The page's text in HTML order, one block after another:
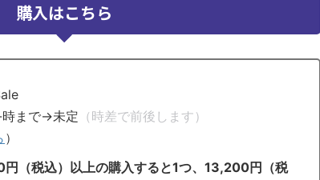
購入はこちら
時まで→未定 （時差で前後します）
）
（税込）以上の購入すると1つ、13,200円（税